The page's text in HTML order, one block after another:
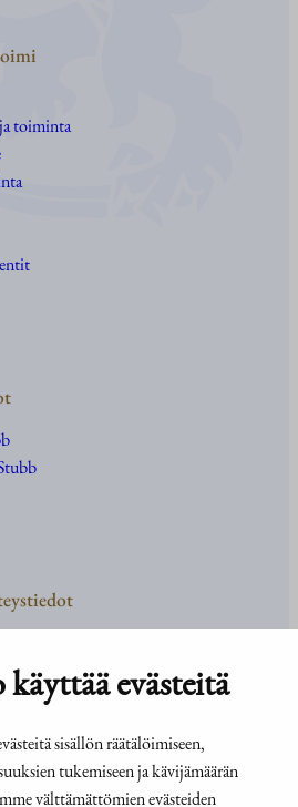
evästeitä
sisällön räätälöimiseen,
tukemiseen ja kävijämäärän
välttämättömien evästeiden
toiminta